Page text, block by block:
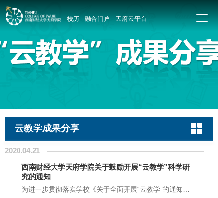
校历 融合门户 天府云平台
云教学成果分享
2020.04.21
西南财经大学天府学院关于鼓励开展“云教学”科学研
究的通知
为进一步贯彻落实学校《关于全面开展“云教学”的通知》